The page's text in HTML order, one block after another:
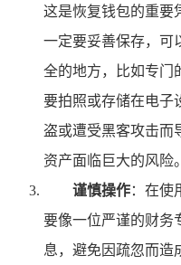
这是恢复钱包的重要
一定要妥善保存，可
全的地方，比如专门
要拍照或存储在电子
盗或遭受黑客攻击而
资产面临巨大的风险。
谨慎操作：在使
要像一位严谨的财务
息，避免因疏忽而造